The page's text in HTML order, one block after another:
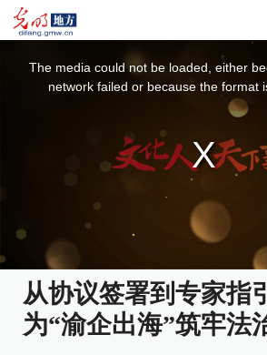
The media could not be loaded, either
network failed or because the format
从协议签署到专家指
为“渝企出海”筑牢法